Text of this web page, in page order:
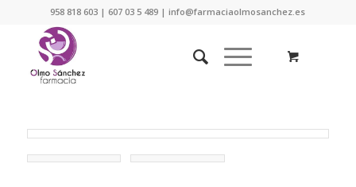
958 818 603 | 607 03 5 489 | info@farmaciaolmosanchez.es